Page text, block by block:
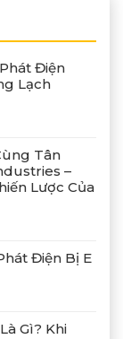
Điện
Lạch
Tân
–
Lược Của
Điện Bị E
Gì? Khi